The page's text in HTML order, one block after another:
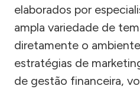
elaborados por
ampla variedade de
diretamente o
estratégias de
de gestão financeira,